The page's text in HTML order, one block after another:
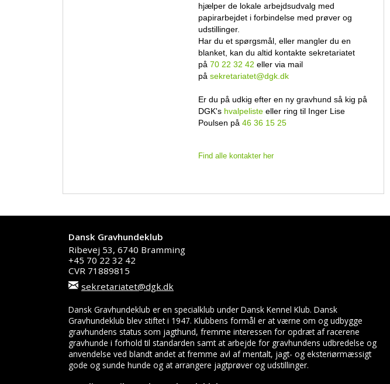
hjælper de lokale arbejdsudvalg med
papirarbejdet i forbindelse med prøver og
udstillinger.
Har du et spørgsmål, eller mangler du en
blanket, kan du altid kontakte sekretariatet
på 70 22 32 42 eller via mail
på sekretariatet@dgk.dk
Er du på udkig efter en ny gravhund så kig på
DGK's hvalpelisteeller ring til Inger Lise
Poulsen på 46 36 15 25
Find alle kontakter her
Dansk Gravhundeklub
Ribevej 53, 6740 Bramming
+45 70 22 32 42
CVR 71889815
sekretariatet@dgk.dk
Dansk Gravhundeklub er en specialklub under Dansk Kennel Klub. Dansk
Gravhundeklub blev stiftet i 1947. Klubbens formål er at værne om og udbygge
gravhundens status som jagthund, fremme interessen for opdræt af racerene
gravhunde i forhold til standarden samt at arbejde for gravhundens udbredelse og
anvendelse ved blandt andet at fremme avl af mentalt, jagt- og eksteriørmæssigt
gode og sunde hunde og at arrangere jagtprøver og udstillinger.